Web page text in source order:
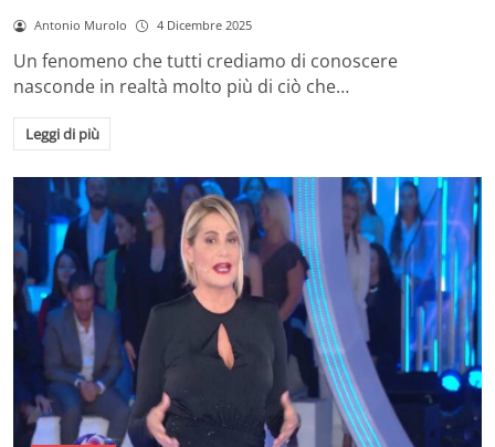
Antonio Murolo 4 Dicembre 2025
Un fenomeno che tutti crediamo di conoscere
nasconde in realtà molto più di ciò che…
Leggi di più